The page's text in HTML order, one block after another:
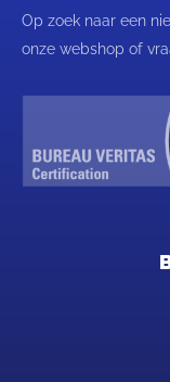
Op zoek naar een
onze webshop of